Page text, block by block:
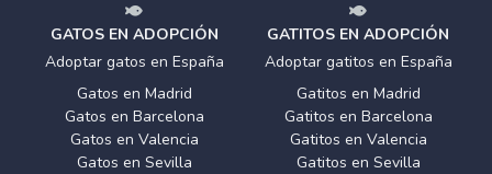
GATOS EN ADOPCIÓN
Adoptar gatos en España
Gatos en Madrid
Gatos en Barcelona
Gatos en Valencia
Gatos en Sevilla
GATITOS EN ADOPCIÓN
Adoptar gatitos en España
Gatitos en Madrid
Gatitos en Barcelona
Gatitos en Valencia
Gatitos en Sevilla